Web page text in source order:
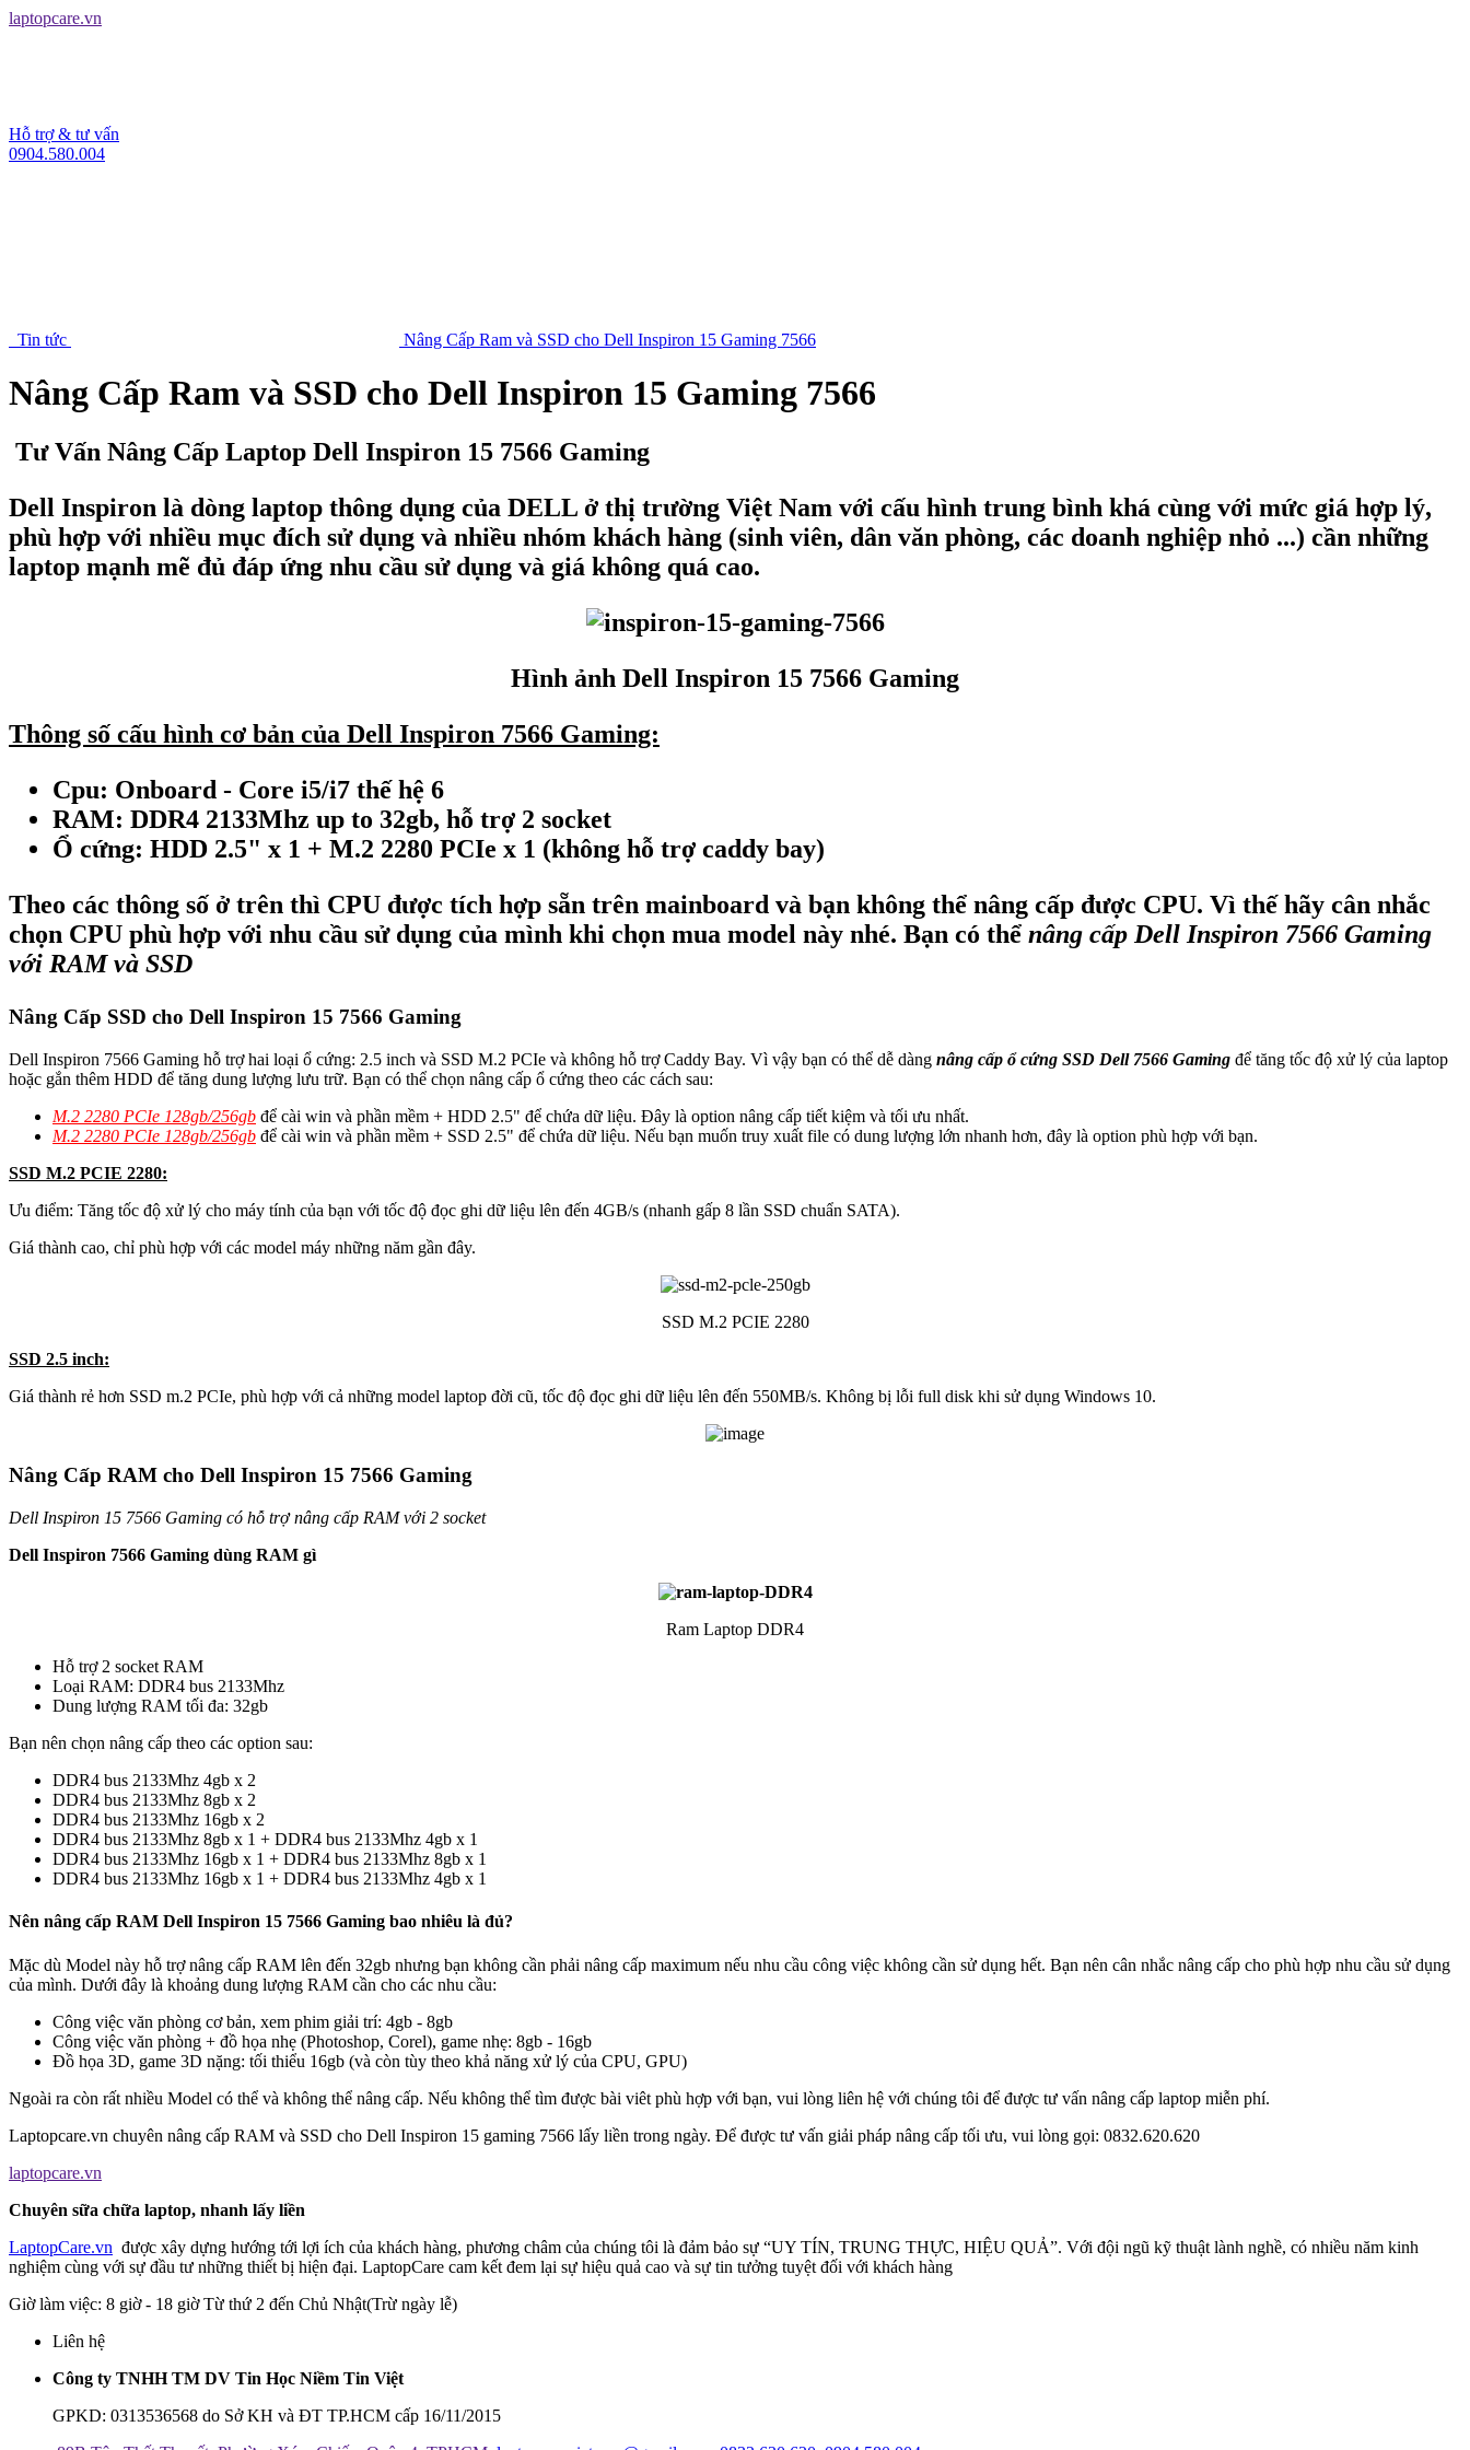
laptopcare.vn
Hỗ trợ & tư vấn
0904.580.004
Tin tức Nâng Cấp Ram và SSD cho Dell Inspiron 15 Gaming 7566
Nâng Cấp Ram và SSD cho Dell Inspiron 15 Gaming 7566
Tư Vấn Nâng Cấp Laptop Dell Inspiron 15 7566 Gaming
Dell Inspiron là dòng laptop thông dụng của DELL ở thị trường Việt Nam với cấu hình trung bình khá cùng với mức giá hợp lý,
phù hợp với nhiều mục đích sử dụng và nhiều nhóm khách hàng (sinh viên, dân văn phòng, các doanh nghiệp nhỏ ...) cần những
laptop mạnh mẽ đủ đáp ứng nhu cầu sử dụng và giá không quá cao.
Hình ảnh Dell Inspiron 15 7566 Gaming
Thông số cấu hình cơ bản của Dell Inspiron 7566 Gaming:
Cpu: Onboard - Core i5/i7 thế hệ 6
RAM: DDR4 2133Mhz up to 32gb, hỗ trợ 2 socket
Ổ cứng: HDD 2.5" x 1 + M.2 2280 PCIe x 1 (không hỗ trợ caddy bay)
Theo các thông số ở trên thì CPU được tích hợp sẵn trên mainboard và bạn không thể nâng cấp được CPU. Vì thế hãy cân nhắc
chọn CPU phù hợp với nhu cầu sử dụng của mình khi chọn mua model này nhé. Bạn có thể nâng cấp Dell Inspiron 7566 Gaming
với RAM và SSD
Nâng Cấp SSD cho Dell Inspiron 15 7566 Gaming
Dell Inspiron 7566 Gaming hỗ trợ hai loại ổ cứng: 2.5 inch và SSD M.2 PCIe và không hỗ trợ Caddy Bay. Vì vậy bạn có thể dễ dàng nâng cấp ổ cứng SSD Dell 7566 Gaming để tăng tốc độ xử lý của laptop
hoặc gắn thêm HDD để tăng dung lượng lưu trữ. Bạn có thể chọn nâng cấp ổ cứng theo các cách sau:
M.2 2280 PCIe 128gb/256gb để cài win và phần mềm + HDD 2.5" để chứa dữ liệu. Đây là option nâng cấp tiết kiệm và tối ưu nhất.
M.2 2280 PCIe 128gb/256gb để cài win và phần mềm + SSD 2.5" để chứa dữ liệu. Nếu bạn muốn truy xuất file có dung lượng lớn nhanh hơn, đây là option phù hợp với bạn.
SSD M.2 PCIE 2280:
Ưu điểm: Tăng tốc độ xử lý cho máy tính của bạn với tốc độ đọc ghi dữ liệu lên đến 4GB/s (nhanh gấp 8 lần SSD chuẩn SATA).
Giá thành cao, chỉ phù hợp với các model máy những năm gần đây.
SSD M.2 PCIE 2280
SSD 2.5 inch:
Giá thành rẻ hơn SSD m.2 PCIe, phù hợp với cả những model laptop đời cũ, tốc độ đọc ghi dữ liệu lên đến 550MB/s. Không bị lỗi full disk khi sử dụng Windows 10.
Nâng Cấp RAM cho Dell Inspiron 15 7566 Gaming
Dell Inspiron 15 7566 Gaming có hỗ trợ nâng cấp RAM với 2 socket
Dell Inspiron 7566 Gaming dùng RAM gì
Ram Laptop DDR4
Hỗ trợ 2 socket RAM
Loại RAM: DDR4 bus 2133Mhz
Dung lượng RAM tối đa: 32gb
Bạn nên chọn nâng cấp theo các option sau:
DDR4 bus 2133Mhz 4gb x 2
DDR4 bus 2133Mhz 8gb x 2
DDR4 bus 2133Mhz 16gb x 2
DDR4 bus 2133Mhz 8gb x 1 + DDR4 bus 2133Mhz 4gb x 1
DDR4 bus 2133Mhz 16gb x 1 + DDR4 bus 2133Mhz 8gb x 1
DDR4 bus 2133Mhz 16gb x 1 + DDR4 bus 2133Mhz 4gb x 1
Nên nâng cấp RAM Dell Inspiron 15 7566 Gaming bao nhiêu là đủ?
Mặc dù Model này hỗ trợ nâng cấp RAM lên đến 32gb nhưng bạn không cần phải nâng cấp maximum nếu nhu cầu công việc không cần sử dụng hết. Bạn nên cân nhắc nâng cấp cho phù hợp nhu cầu sử dụng
của mình. Dưới đây là khoảng dung lượng RAM cần cho các nhu cầu:
Công việc văn phòng cơ bản, xem phim giải trí: 4gb - 8gb
Công việc văn phòng + đồ họa nhẹ (Photoshop, Corel), game nhẹ: 8gb - 16gb
Đồ họa 3D, game 3D nặng: tối thiểu 16gb (và còn tùy theo khả năng xử lý của CPU, GPU)
Ngoài ra còn rất nhiều Model có thể và không thể nâng cấp. Nếu không thể tìm được bài viêt phù hợp với bạn, vui lòng liên hệ với chúng tôi để được tư vấn nâng cấp laptop miễn phí.
Laptopcare.vn chuyên nâng cấp RAM và SSD cho Dell Inspiron 15 gaming 7566 lấy liền trong ngày. Để được tư vấn giải pháp nâng cấp tối ưu, vui lòng gọi: 0832.620.620
laptopcare.vn
Chuyên sữa chữa laptop, nhanh lấy liền
LaptopCare.vn được xây dựng hướng tới lợi ích của khách hàng, phương châm của chúng tôi là đảm bảo sự “UY TÍN, TRUNG THỰC, HIỆU QUẢ”. Với đội ngũ kỹ thuật lành nghề, có nhiều năm kinh
nghiệm cùng với sự đầu tư những thiết bị hiện đại. LaptopCare cam kết đem lại sự hiệu quả cao và sự tin tưởng tuyệt đối với khách hàng
Giờ làm việc: 8 giờ - 18 giờ Từ thứ 2 đến Chủ Nhật(Trừ ngày lễ)
Liên hệ
Công ty TNHH TM DV Tin Học Niềm Tin Việt
GPKD: 0313536568 do Sở KH và ĐT TP.HCM cấp 16/11/2015